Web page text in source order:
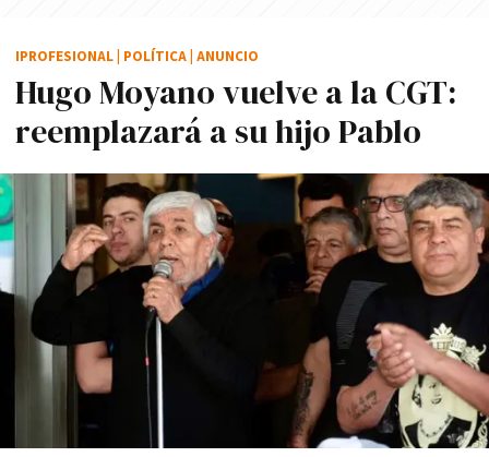
Hugo Moyano vuelve a la CGT:
reemplazará a su hijo Pablo
IPROFESIONAL POLÍTICA ANUNCIO